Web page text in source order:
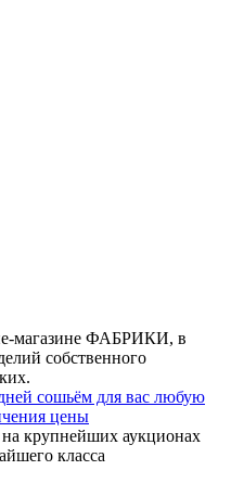
магазине ФАБРИКИ, в
собственного
сошьём для вас любую
цены
крупнейших аукционах
класса